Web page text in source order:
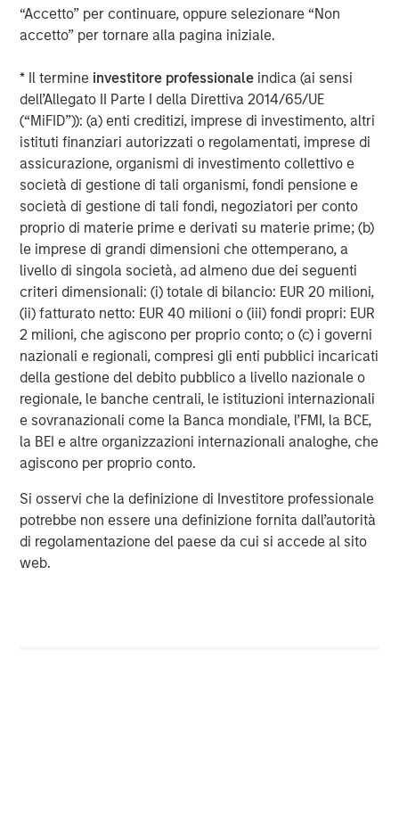
“Accetto” per continuare, oppure selezionare “Non
accetto” per tornare alla pagina iniziale.
* Il termine investitore professionale indica (ai sensi
dell’Allegato II Parte I della Direttiva 2014/65/UE
(“MiFID”)): (a) enti creditizi, imprese di investimento, altri
istituti finanziari autorizzati o regolamentati, imprese di
assicurazione, organismi di investimento collettivo e
società di gestione di tali organismi, fondi pensione e
società di gestione di tali fondi, negoziatori per conto
proprio di materie prime e derivati su materie prime; (b)
le imprese di grandi dimensioni che ottemperano, a
livello di singola società, ad almeno due dei seguenti
criteri dimensionali: (i) totale di bilancio: EUR 20 milioni,
(ii) fatturato netto: EUR 40 milioni o (iii) fondi propri: EUR
2 milioni, che agiscono per proprio conto; o (c) i governi
nazionali e regionali, compresi gli enti pubblici incaricati
della gestione del debito pubblico a livello nazionale o
regionale, le banche centrali, le istituzioni internazionali
e sovranazionali come la Banca mondiale, l’FMI, la BCE,
la BEI e altre organizzazioni internazionali analoghe, che
agiscono per proprio conto.
Si osservi che la definizione di Investitore professionale
potrebbe non essere una definizione fornita dall’autorità
di regolamentazione del paese da cui si accede al sito
web.
About SkyKick
Headquarters in Amsterdam, Netherlands and offices in
Sydney and Tokyo, SkyKick helps managed services
providers, resellers and distributors in more than 125
countries to be more efficient and profitable. Over 30,000
IT partners use SkyKick's cloud automation and
management products to migrate, protect and manage
their customers in the cloud. The company has won
numerous awards including being named a Microsoft
Partner of the Year and one of North America’s fastest
growing technology companies according to Deloitte’s
Technology Fast 500™. For more information
visitskykick.com.
About Morgan Stanley Private Credit
Morgan Stanley Private Credit, part of Morgan Stanley
Investment Management, is a private credit platform
focused on direct lending and opportunistic private credit
investment in North America and Western Europe. The
Morgan Stanley Private Credit team invests across the
capital structure, including senior secured term loans,
unitranche loans, junior debt, structured equity and
common equity co-investments. For further information,
please visit the